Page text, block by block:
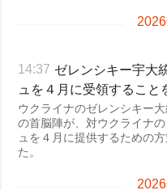
14:37 ゼレンシキー宇大
ュを４月に受領すること
ウクライナのゼレンシキー
の首脳陣が、対ウクライナ
ュを４月に提供するための
た。